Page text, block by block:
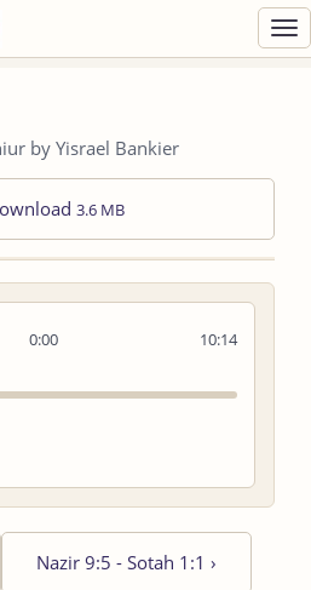
by Yisrael Bankier
3.6 MB
0:00 10:14
Nazir 9:5 - Sotah 1:1 ›